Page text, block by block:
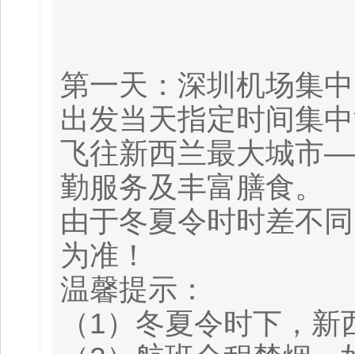
第一天：深圳机场集中
出发当天指定时间集
飞往新西兰最大城市
勤服务及丰富膳食。
由于冬夏令时时差不
为准！
温馨提示：
（1）冬夏令时下，